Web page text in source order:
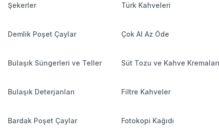
Şekerler Türk Kahveleri
Demlik Poşet Çaylar Çok Al Az Öde
Bulaşık Süngerleri ve Teller Süt Tozu ve Kahve Kremaları
Bulaşık Deterjanları Filtre Kahveler
Bardak Poşet Çaylar Fotokopi Kağıdı